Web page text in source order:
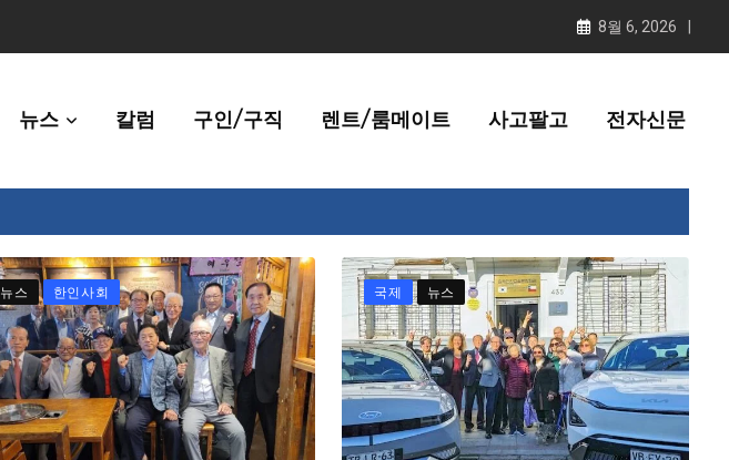
8월 6, 2026
뉴스 칼럼 구인/구직 렌트/룸메이트 사고팔고 전자신문
뉴스 한인사회 국제 뉴스